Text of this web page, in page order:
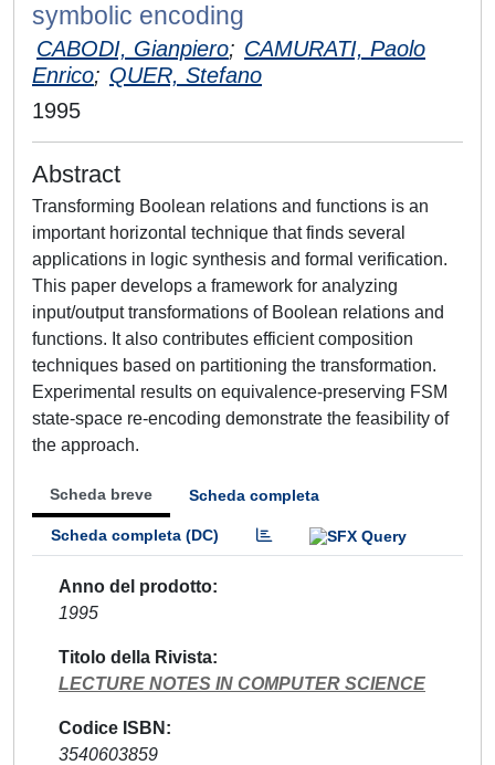
symbolic encoding
CABODI, Gianpiero; CAMURATI, Paolo
Enrico; QUER, Stefano
1995
Abstract
Transforming Boolean relations and functions is an
important horizontal technique that finds several
applications in logic synthesis and formal verification.
This paper develops a framework for analyzing
input/output transformations of Boolean relations and
functions. It also contributes efficient composition
techniques based on partitioning the transformation.
Experimental results on equivalence-preserving FSM
state-space re-encoding demonstrate the feasibility of
the approach.
Scheda breve Scheda completa
Scheda completa (DC)
Anno del prodotto
1995
Titolo della Rivista
LECTURE NOTES IN COMPUTER SCIENCE
Codice ISBN
3540603859